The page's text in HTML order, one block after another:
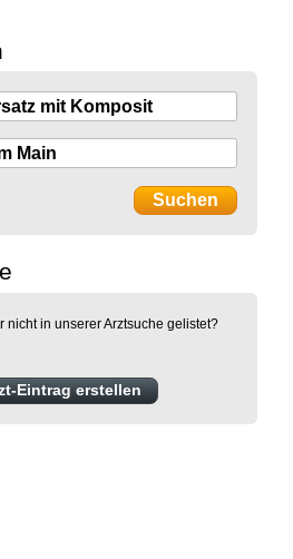
nicht in unserer Arztsuche gelistet?
Eintrag erstellen